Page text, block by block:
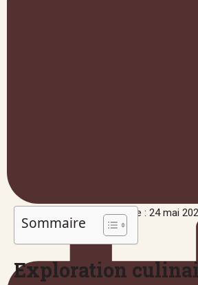
Publié le : 24 mai
Sommaire
Exploration